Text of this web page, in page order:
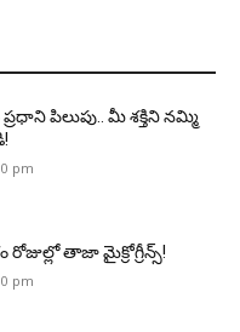
పిలుపు.. మీ శక్తిని నమ్మి
pm
తాజా మైక్రోగ్రీన్స్‌!
pm